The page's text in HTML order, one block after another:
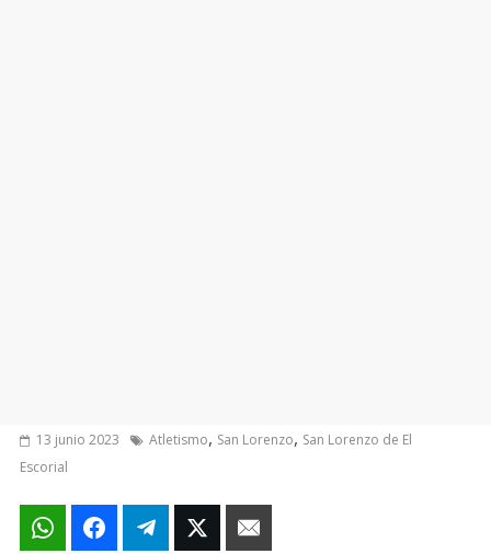
13 junio 2023 Atletismo, San Lorenzo, San Lorenzo de El
Escorial